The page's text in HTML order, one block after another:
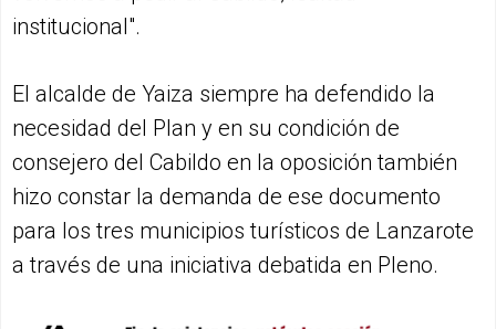
institucional".
El alcalde de Yaiza siempre ha defendido la
necesidad del Plan y en su condición de
consejero del Cabildo en la oposición también
hizo constar la demanda de ese documento
para los tres municipios turísticos de Lanzarote
a través de una iniciativa debatida en Pleno.